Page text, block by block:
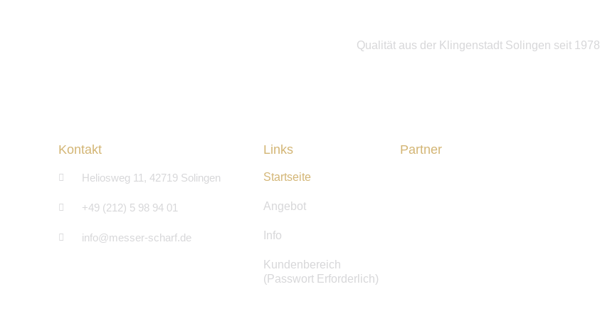
Qualität aus der Klingenstadt Solingen seit 1978
Kontakt
Heliosweg 11, 42719 Solingen
+49 (212) 5 98 94 01
info@messer-scharf.de
Links
Startseite
Angebot
Info
Kundenbereich
(Passwort Erforderlich)
Partner